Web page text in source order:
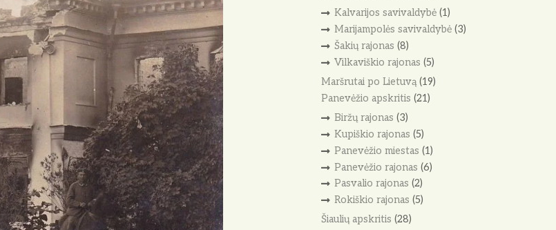
Kalvarijos savivaldybė(1)
Marijampolės savivaldybė(3)
Šakių rajonas (8)
Vilkaviškio rajonas (5)
Maršrutai po Lietuvą(19)
Panevėžio apskritis (21)
Biržų rajonas (3)
Kupiškio rajonas (5)
Panevėžio miestas (1)
Panevėžio rajonas (6)
Pasvalio rajonas (2)
Rokiškio rajonas (5)
Šiaulių apskritis (28)